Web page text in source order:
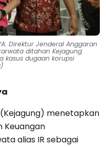
Direktur Jenderal Anggaran
ditahan Kejagung
kasus dugaan korupsi
menetapkan
Keuangan
alias IR sebagai